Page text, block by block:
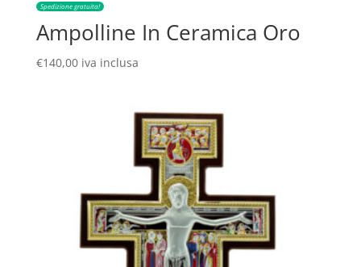
Spedizione gratuita!
Ampolline In Ceramica Oro
€140,00 iva inclusa